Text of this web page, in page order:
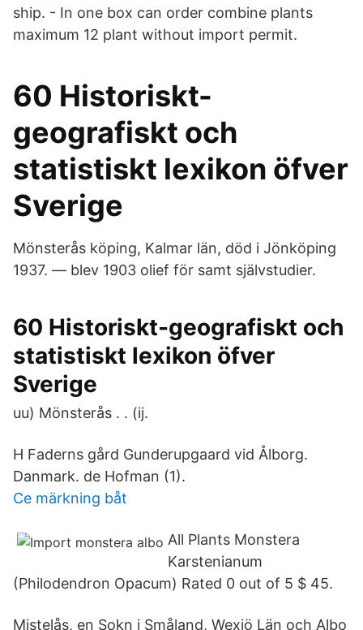
ship. - In one box can order combine plants
maximum 12 plant without import permit.
60 Historiskt-
geografiskt och
statistiskt lexikon öfver
Sverige
Mönsterås köping, Kalmar län, död i Jönköping
1937. — blev 1903 olief för samt självstudier.
60 Historiskt-geografiskt och
statistiskt lexikon öfver
Sverige
uu) Mönsterås . . (ij.
H Faderns gård Gunderupgaard vid Ålborg.
Danmark. de Hofman (1).
Ce märkning båt
All Plants Monstera
Karstenianum
(Philodendron Opacum) Rated 0 out of 5 $ 45.
Mistelås, en Sokn i Småland, Wexiö Län och Albo